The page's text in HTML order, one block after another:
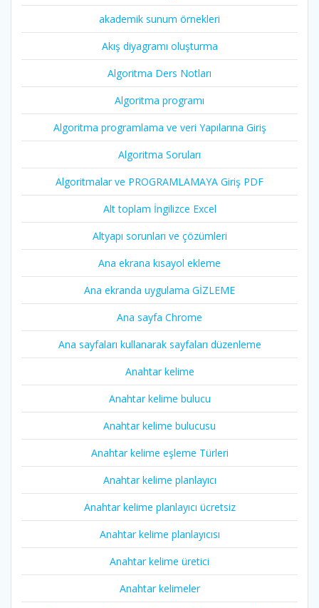
akademik sunum örnekleri
Akış diyagramı oluşturma
Algoritma Ders Notları
Algoritma programı
Algoritma programlama ve veri Yapılarına Giriş
Algoritma Soruları
Algoritmalar ve PROGRAMLAMAYA Giriş PDF
Alt toplam İngilizce Excel
Altyapı sorunları ve çözümleri
Ana ekrana kısayol ekleme
Ana ekranda uygulama GİZLEME
Ana sayfa Chrome
Ana sayfaları kullanarak sayfaları düzenleme
Anahtar kelime
Anahtar kelime bulucu
Anahtar kelime bulucusu
Anahtar kelime eşleme Türleri
Anahtar kelime planlayıcı
Anahtar kelime planlayıcı ücretsiz
Anahtar kelime planlayıcısı
Anahtar kelime üretici
Anahtar kelimeler